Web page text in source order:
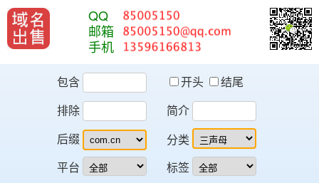
QQ
邮箱
手机
包含 开头
结尾
排除
简介
后缀
平台
分类
标签